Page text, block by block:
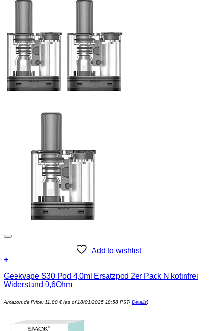
Add to wishlist
+
Geekvape S30 Pod 4,0ml Ersatzpod 2er Pack Nikotinfrei
Widerstand 0,6Ohm
Amazon.de Price: 11,80 € (as of 18/01/2025 18:58 PST- Details)